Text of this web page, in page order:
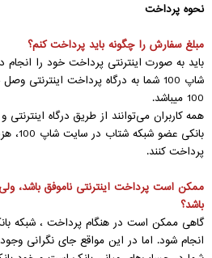
نحوه پرداخت
مبلغ سفارش را چگونه‌‌ باید پرداخت کنم؟
باید به صورت اینترنتی پرداخت خود را
شاپ 100 شما به درگاه پرداخت
100 میباشد.
همه کاربران می‌توانند از طریق درگاه اینترنتی
بانکی
پرداخت کنند.
ممکن است پرداخت اینترنتی ناموفق باشد،
باشد؟
گاهی ممکن است در هنگام پرداخت ، شبکه
انجام شود. اما در این مواقع جای نگرانی